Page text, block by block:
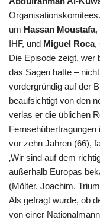
um Hassan Moustafa,
IHF, und Miguel Roca,
Die Episode zeigt, wer
das Sagen hatte –
vordergründig auf der
beaufsichtigt von den
verlas er die üblichen
vor zehn Jahren (66),
‚Wir sind auf dem
außerhalb Europas
(Mölter, Joachim,
Als gefragt wurde, ob
von einer